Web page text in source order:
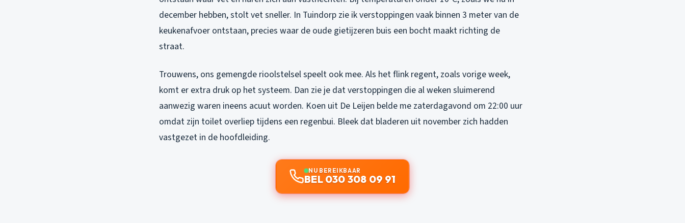
december hebben, stolt vet sneller. In Tuindorp zie ik verstoppingen vaak binnen 3 meter van de
keukenafvoer ontstaan, precies waar de oude gietijzeren buis een bocht maakt richting de
straat.
Trouwens, ons gemengde rioolstelsel speelt ook mee. Als het flink regent, zoals vorige week,
komt er extra druk op het systeem. Dan zie je dat verstoppingen die al weken sluimerend
aanwezig waren ineens acuut worden. Koen uit De Leijen belde me zaterdagavond om 22:00 uur
omdat zijn toilet overliep tijdens een regenbui. Bleek dat bladeren uit november zich hadden
vastgezet in de hoofdleiding.
NU BEREIKBAAR
BEL 030 308 09 91